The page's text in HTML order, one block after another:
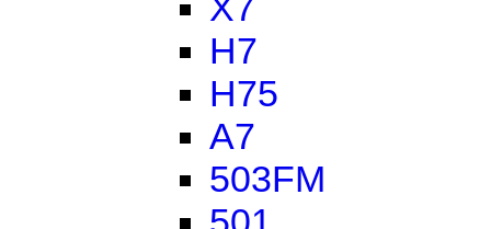
H7
H75
A7
503FM